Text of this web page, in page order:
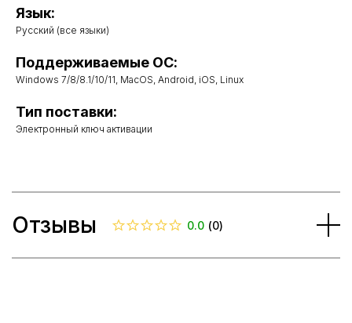
Язык:
Русский (все языки)
Поддерживаемые ОС:
Windows 7/8/8.1/10/11, MacOS, Android, iOS, Linux
Тип поставки:
Электронный ключ активации
Отзывы 0.0 (0)